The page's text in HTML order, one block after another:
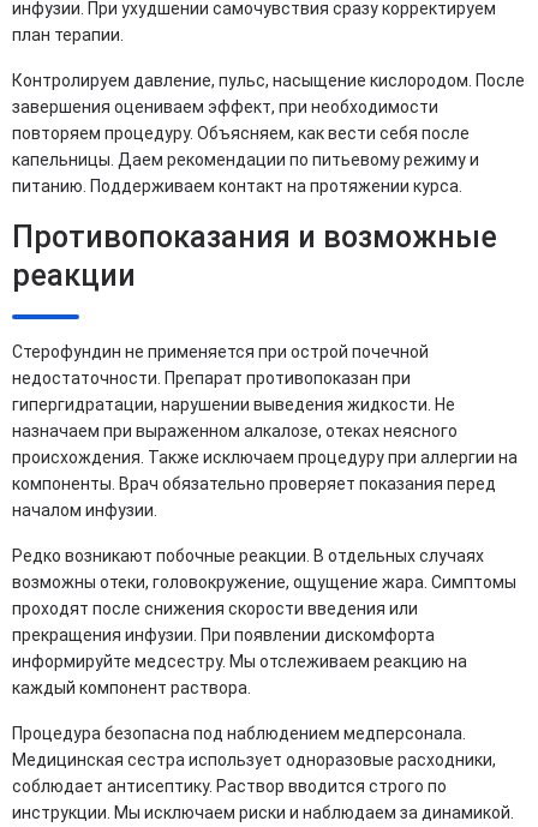
инфузии. При ухудшении самочувствия сразу корректируем
план терапии.
Контролируем давление, пульс, насыщение кислородом. После
завершения оцениваем эффект, при необходимости
повторяем процедуру. Объясняем, как вести себя после
капельницы. Даем рекомендации по питьевому режиму и
питанию. Поддерживаем контакт на протяжении курса.
Противопоказания и возможные
реакции
Стерофундин не применяется при острой почечной
недостаточности. Препарат противопоказан при
гипергидратации, нарушении выведения жидкости. Не
назначаем при выраженном алкалозе, отеках неясного
происхождения. Также исключаем процедуру при аллергии на
компоненты. Врач обязательно проверяет показания перед
началом инфузии.
Редко возникают побочные реакции. В отдельных случаях
возможны отеки, головокружение, ощущение жара. Симптомы
проходят после снижения скорости введения или
прекращения инфузии. При появлении дискомфорта
информируйте медсестру. Мы отслеживаем реакцию на
каждый компонент раствора.
Процедура безопасна под наблюдением медперсонала.
Медицинская сестра использует одноразовые расходники,
соблюдает антисептику. Раствор вводится строго по
инструкции. Мы исключаем риски и наблюдаем за динамикой.